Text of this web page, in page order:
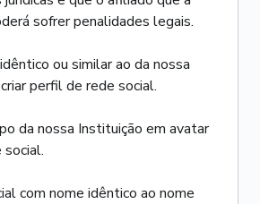
sofrer penalidades legais.
ou similar ao da nossa
perfil de rede social.
da nossa Instituição em avatar
social.
com nome idêntico ao nome